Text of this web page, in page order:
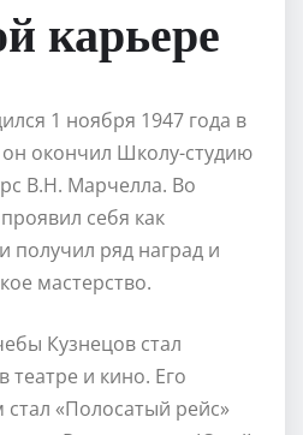
карьере
1 ноября 1947 года в
он окончил Школу-студию
В.Н. Марчелла. Во
себя как
получил ряд наград и
мастерство.
Кузнецов стал
театре и кино. Его
«Полосатый рейс»